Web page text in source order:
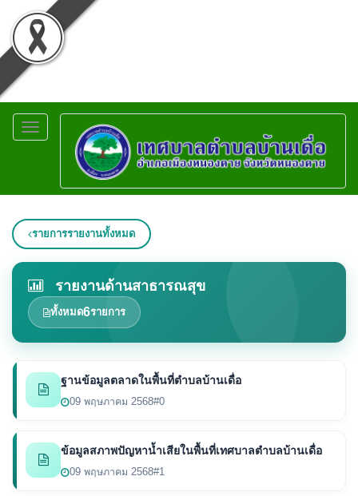
Toggle
navigation
รายการรายงานทั้งหมด
รายงานด้านสาธารณสุข
ทั้งหมด6รายการ
ฐานข้อมูลตลาดในพื้นที่ตำบลบ้านเดื่อ
09 พฤษภาคม 2568#0
ข้อมูลสภาพปัญหาน้ำเสียในพื้นที่เทศบาลตำบลบ้านเดื่อ
09 พฤษภาคม 2568#1